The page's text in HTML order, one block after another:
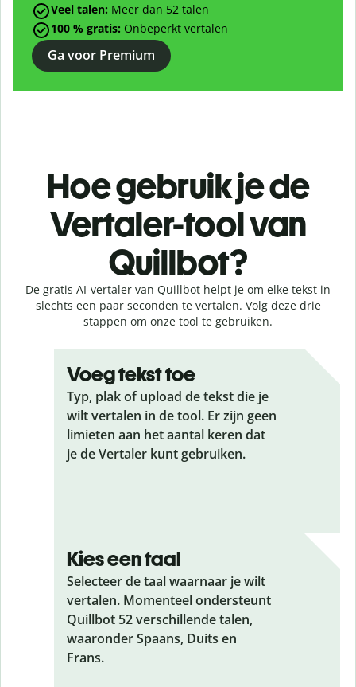
Veel talen: Meer dan 52 talen
100 % gratis: Onbeperkt vertalen
Ga voor Premium
Hoe gebruik je de
Vertaler-tool van
Quillbot?
De gratis AI-vertaler van Quillbot helpt je om elke tekst in
slechts een paar seconden te vertalen. Volg deze drie
stappen om onze tool te gebruiken.
Voeg tekst toe
Typ, plak of upload de tekst die je
wilt vertalen in de tool. Er zijn geen
limieten aan het aantal keren dat
je de Vertaler kunt gebruiken.
Kies een taal
Selecteer de taal waarnaar je wilt
vertalen. Momenteel ondersteunt
Quillbot 52 verschillende talen,
waaronder Spaans, Duits en
Frans.